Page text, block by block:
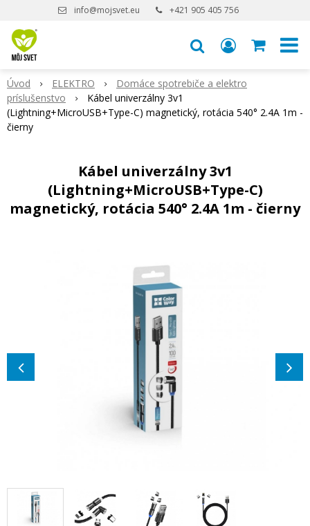
info@mojsvet.eu +421 905 405 756
Úvod ELEKTRO
Domáce spotrebiče a elektro
príslušenstvo
Kábel univerzálny 3v1
(Lightning+MicroUSB+Type-C) magnetický, rotácia 540° 2.4A 1m -
čierny
Kábel univerzálny 3v1
(Lightning+MicroUSB+Type-C)
magnetický, rotácia 540° 2.4A 1m - čierny